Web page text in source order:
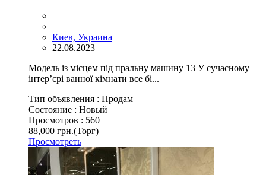
Киев, Украина
22.08.2023
Модель із місцем під пральну машину 13 У сучасному
інтер’єрі ванної кімнати все бі...
Тип объявления : Продам
Состояние : Новый
Просмотров : 560
88,000 грн.(Торг)
Просмотреть